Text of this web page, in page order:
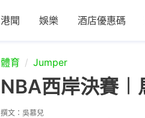
港聞 娛樂 酒店優惠碼
體育 Jumper
NBA西岸決賽
撰文： 吳慕兒